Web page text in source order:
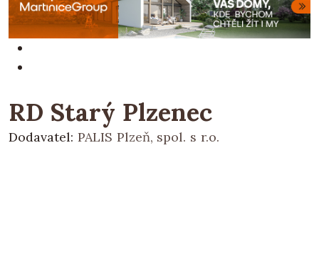
RD Starý Plzenec
Dodavatel: PALIS Plzeň, spol. s r.o.